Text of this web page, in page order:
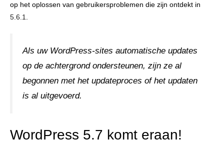
op het oplossen van gebruikersproblemen die zijn ontdekt in
5.6.1
Als uw WordPress-sites automatische updates
op de achtergrond ondersteunen, zijn ze al
begonnen met het updateproces of het updaten
is al uitgevoerd.
WordPress 5.7 komt eraan!